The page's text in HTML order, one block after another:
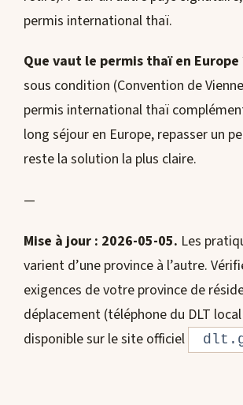
permis international thaï.
Que vaut le permis thaï en Europe
sous condition (Convention de
permis international thaï
long séjour en Europe, repasser un
reste la solution la plus claire.
—
Mise à jour : 2026-05-05. Les
varient d’une province à l’autre.
exigences de votre province de
déplacement (téléphone du DLT
disponible sur le site officiel